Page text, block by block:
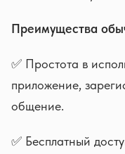
Преимущества
✅ Простота в
приложение,
общение.
✅ Бесплатный